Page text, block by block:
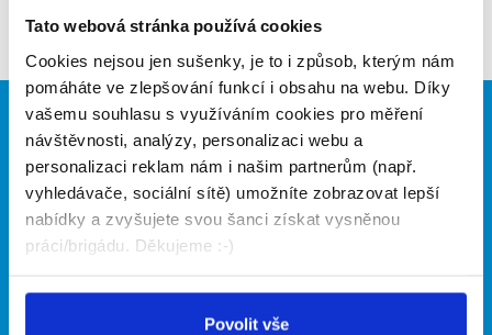
Tato webová stránka používá cookies
Cookies nejsou jen sušenky, je to i způsob, kterým nám
pomáháte ve zlepšování funkcí i obsahu na webu. Díky
vašemu souhlasu s využíváním cookies pro měření
návštěvnosti, analýzy, personalizaci webu a
personalizaci reklam nám i našim partnerům (např.
vyhledávače, sociální sítě) umožníte zobrazovat lepší
nabídky a zvyšujete svou šanci získat vysněnou
práci/brigádu. Děkujeme :-)
Povolit vše
Brigádníci
Články
Hledané brigády
Firmy
Vložit inzerát
Ceník
Propagace
O portálu Naše další projekty